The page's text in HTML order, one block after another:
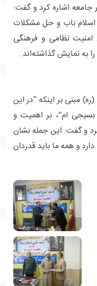
جامعه اشاره کرد و گفت:
ناب و حل مشکلات
نظامی و فرهنگی
به نمایش گذاشته‌اند.
مبنی بر اینکه “در این
ام”، بر اهمیت و
و گفت: این جمله نشان
و همه ما باید قدردان